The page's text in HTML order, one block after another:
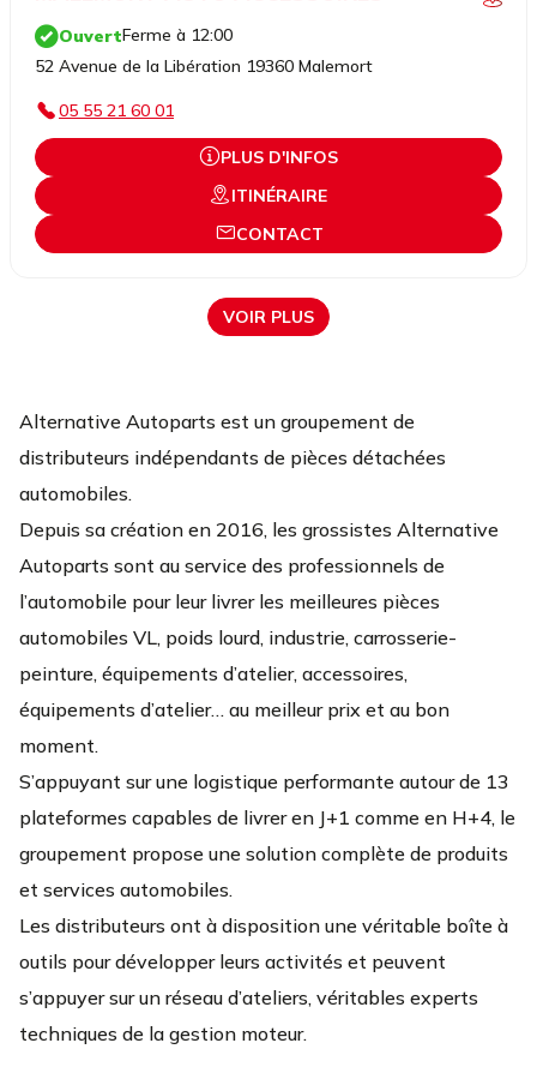
OuvertFerme à 12:00
52 Avenue de la Libération 19360 Malemort
05 55 21 60 01
PLUS D'INFOS
ITINÉRAIRE
CONTACT
VOIR PLUS
Alternative Autoparts est un groupement de
distributeurs indépendants de pièces détachées
automobiles.
Depuis sa création en 2016, les grossistes Alternative
Autoparts sont au service des professionnels de
l’automobile pour leur livrer les meilleures pièces
automobiles VL, poids lourd, industrie, carrosserie-
peinture, équipements d’atelier, accessoires,
équipements d’atelier… au meilleur prix et au bon
moment.
S’appuyant sur une logistique performante autour de 13
plateformes capables de livrer en J+1 comme en H+4, le
groupement propose une solution complète de produits
et services automobiles.
Les distributeurs ont à disposition une véritable boîte à
outils pour développer leurs activités et peuvent
s’appuyer sur un réseau d’ateliers, véritables experts
techniques de la gestion moteur.